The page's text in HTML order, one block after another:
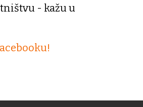
- kažu u